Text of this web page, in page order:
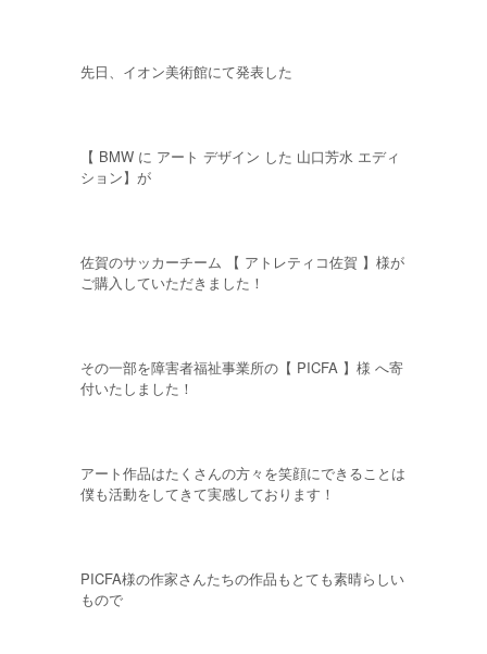
先日、イオン美術館にて発表した
【 BMW に アート デザイン した 山口芳水 エディ
ション】が
佐賀のサッカーチーム 【 アトレティコ佐賀 】様が
ご購入していただきました！
その一部を障害者福祉事業所の【 PICFA 】様 へ寄
付いたしました！
アート作品はたくさんの方々を笑顔にできることは
僕も活動をしてきて実感しております！
PICFA様の作家さんたちの作品もとても素晴らしい
もので